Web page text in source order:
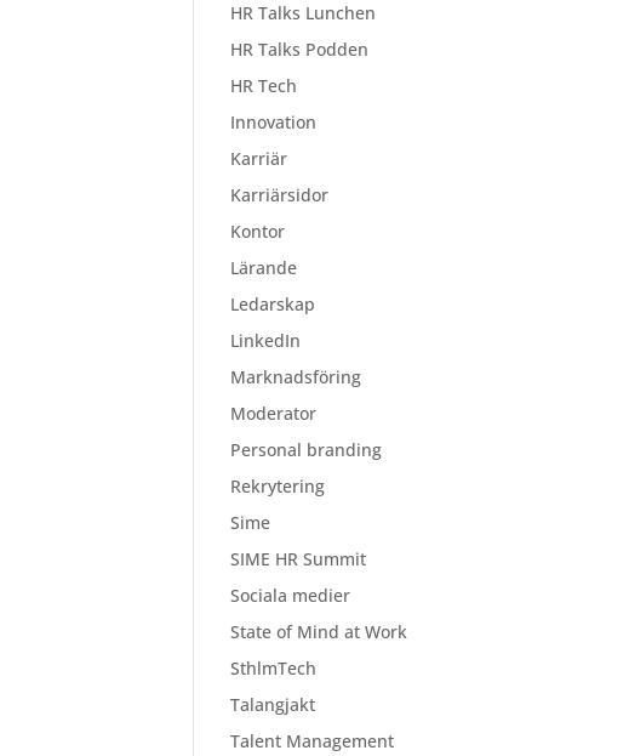
HR Talks Lunchen
HR Talks Podden
HR Tech
Innovation
Karriär
Karriärsidor
Kontor
Lärande
Ledarskap
LinkedIn
Marknadsföring
Moderator
Personal branding
Rekrytering
Sime
SIME HR Summit
Sociala medier
State of Mind at Work
SthlmTech
Talangjakt
Talent Management